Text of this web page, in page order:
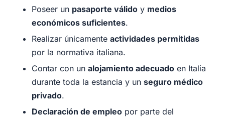
Poseer un pasaporte válido y medios
económicos suficientes.
Realizar únicamenteactividades permitidas
por la normativa italiana.
Contar con unalojamiento adecuado en Italia
durante toda la estancia y unseguro médico
privado.
Declaración de empleo por parte del